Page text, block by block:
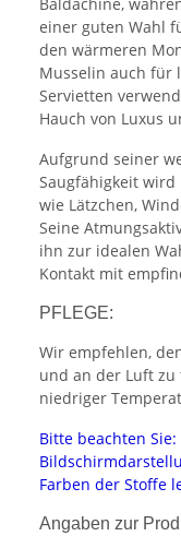
einer guten Wahl
den wärmeren
Musselin auch für
Servietten
Hauch von Luxus
Aufgrund seiner
Saugfähigkeit
wie Lätzchen,
Seine
ihn zur idealen
Kontakt mit
PFLEGE:
Wir empfehlen,
und an der Luft zu
niedriger
Bitte beachten
Farben der Stoffe
Angaben zur